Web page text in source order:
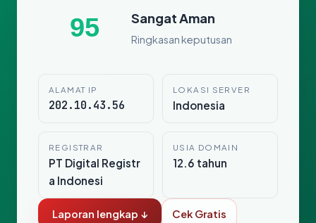
95 Sangat Aman
Ringkasan keputusan
ALAMAT IP
202.10.43.56
LOKASI SERVER
Indonesia
REGISTRAR
PT Digital Registr
a Indonesi
USIA DOMAIN
12.6 tahun
Laporan lengkap ↓ Cek Gratis